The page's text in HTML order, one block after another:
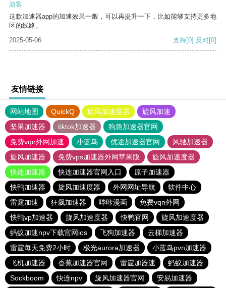
游客
这款加速器app的加速效果一般，可以再提升一下，比如能够支持更多地
区的线路。
2025-05-06
支持[0] 反对[0]
友情链接
网站地图 QuickQ 旋风加速度器
旋风加速
坚果加速器
tiktok加速器
狗急加速器官网
免费vqn外网加速
小蓝鸟 优途加速器官网
风驰加速器
旋风加速器
免费vps加速器外网苹果版
旋风加速度器
快连加速器
快连加速器官网入口
原子加速器
快鸭加速器
旋风加速度器 外网网址导航
软件中心
雷霆加速
狂飙加速器 哔咔漫画
免费vqn外网
快鸭vp加速器
旋风加速度器 快鸭官网
旋风加速度器
蚂蚁加速npv下载官网ios
飞狗加速器
云梯加速器
雷霆每天免费2小时
极光aurora加速器
小蓝鸟pvn加速器
飞机加速器
香蕉加速器官网 雷霆加器速
蚂蚁加速器
Sockboom
快连npv 旋风加速器官网 安易加速器